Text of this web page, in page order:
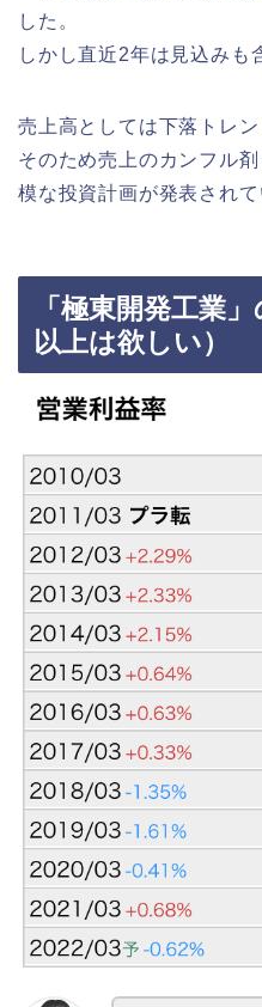
した。
しかし直近2年は見込みも
売上高としては下落トレ
そのため売上のカンフル
模な投資計画が発表されて
「極東開発工業
以上は欲しい）